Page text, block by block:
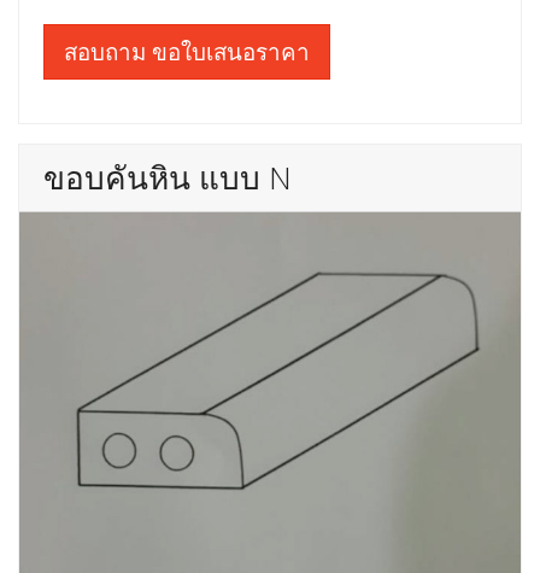
สอบถาม ขอใบเสนอราคา
ขอบคันหิน แบบ N